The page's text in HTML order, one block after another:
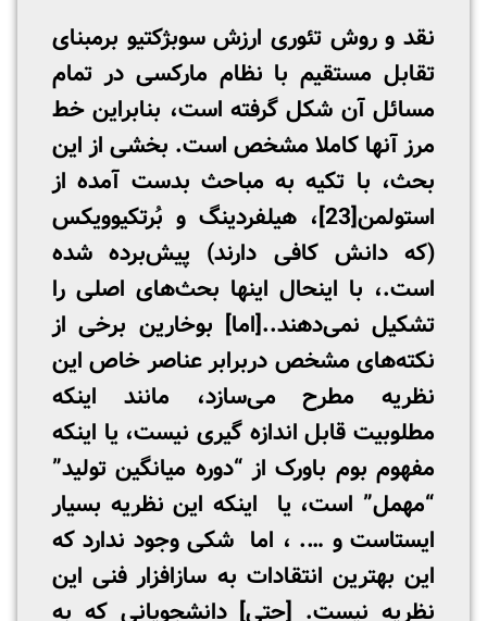
نقد و روش تئوری ارزش سوبژکتیو برمبنای
تقابل مستقیم با نظام مارکسی در تمام
مسائل آن شکل گرفته است، بنابراین خط
مرز آنها کاملا مشخص است. بخشی از این
بحث، با تکیه به مباحث بدست آمده از
استولمن[23]
، هیلفردینگ و بُرتکیوویکس
(که دانش کافی دارند) پیش‌برده شده
است.، با اینحال اینها بحث‌های اصلی را
تشکیل نمی‌دهند..[اما] بوخارین برخی از
نکته‌های مشخص دربرابر عناصر خاص این
نظریه مطرح می‌سازد، مانند اینکه
مطلوبیت قابل اندازه­ گیری نیست، یا اینکه
مفهوم بوم باورک از “دوره میانگین تولید”
“مهمل” است، یا اینکه این نظریه بسیار
ایستاست و …. ، اما شکی وجود ندارد که
این بهترین انتقادات به سازافزار فنی این
نظریه نیست. [حتی] دانشجویانی که به